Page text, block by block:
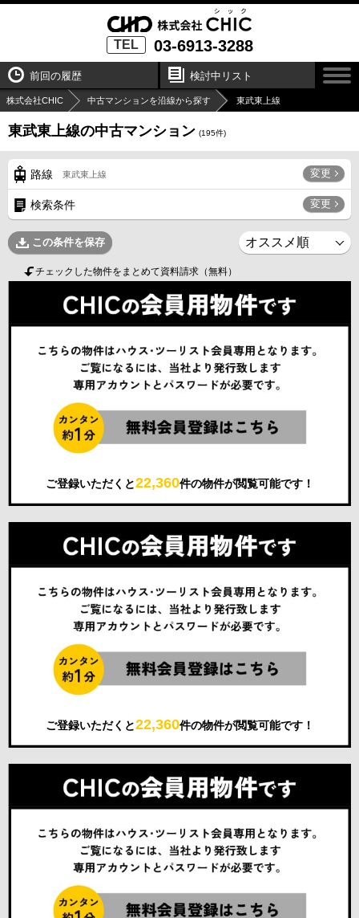
TEL 03-6913-3288
前回の履歴 検討中リスト
株式会社CHIC 中古マンションを沿線から探す 東武東上線
東武東上線の中古マンション (195件)
路線 東武東上線 変更
検索条件 変更
この条件を保存
チェックした物件をまとめて資料請求（無料）
ご登録いただくと22,360件の物件が閲覧可能です！
ご登録いただくと22,360件の物件が閲覧可能です！